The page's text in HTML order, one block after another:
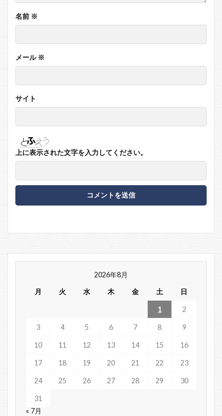
名前 ※
メール ※
サイト
上に表示された文字を入力してください。
2026年8月
月
火 水 木 金 土 日
1 2
3 4 5 6 7 8 9
10 11 12 13 14 15 16
17 18 19 20 21 22 23
24 25 26 27 28 29 30
31
« 7月